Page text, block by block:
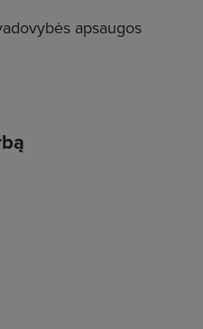
apsaugos